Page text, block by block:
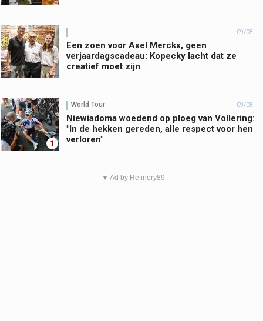
09/08
Een zoen voor Axel Merckx, geen
verjaardagscadeau: Kopecky lacht dat ze
creatief moet zijn
1
World Tour 09/08
Niewiadoma woedend op ploeg van Vollering:
"In de hekken gereden, alle respect voor hen
verloren"
▼ Ad by Refinery89